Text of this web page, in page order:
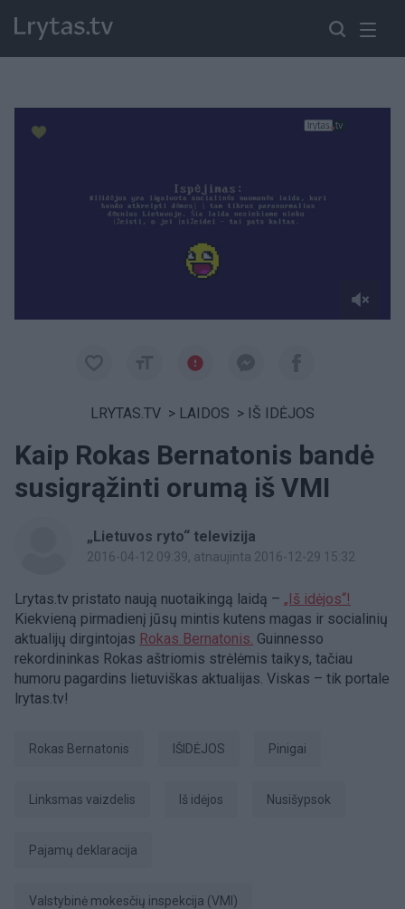
LRYTAS.TV > LAIDOS > IŠ IDĖJOS
Kaip Rokas Bernatonis bandė
susigrąžinti orumą iš VMI
„Lietuvos ryto“ televizija
2016-04-12 09:39, atnaujinta 2016-12-29 15:32
Lrytas.tv pristato naują nuotaikingą laidą – „Iš idėjos“!
Kiekvieną pirmadienį jūsų mintis kutens magas ir socialinių
aktualijų dirgintojas Rokas Bernatonis. Guinnesso
rekordininkas Rokas aštriomis strėlėmis taikys, tačiau
humoru pagardins lietuviškas aktualijas. Viskas – tik portale
lrytas.tv!
Rokas Bernatonis IŠIDĖJOS Pinigai
linksmas vaizdelis Iš idėjos Nusišypsok
pajamų deklaracija
Valstybinė mokesčių inspekcija (VMI)